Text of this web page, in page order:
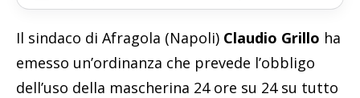
Il sindaco di Afragola (Napoli) Claudio Grillo ha
emesso un’ordinanza che prevede l’obbligo
dell’uso della mascherina 24 ore su 24 su tutto